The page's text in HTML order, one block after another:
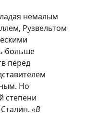
немалым
Рузвельтом
больше
перед
Но
степени
«В